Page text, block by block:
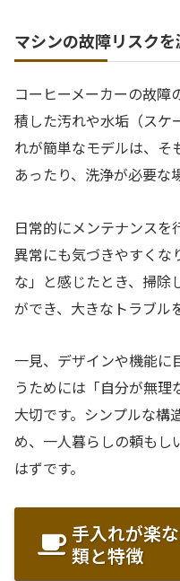
マシンの故障リスク
コーヒーメーカーの故障
積した汚れや水垢（スケ
れが簡単なモデルは、そ
あったり、洗浄が必要な
日常的にメンテナンスを
異常にも気づきやすくな
な」と感じたとき、掃除
ができ、大きなトラブル
一見、デザインや機能に
うためには「自分が無
大切です。シンプルな構
め、一人暮らしの頼もし
はずです。
手入れが楽
類と特徴